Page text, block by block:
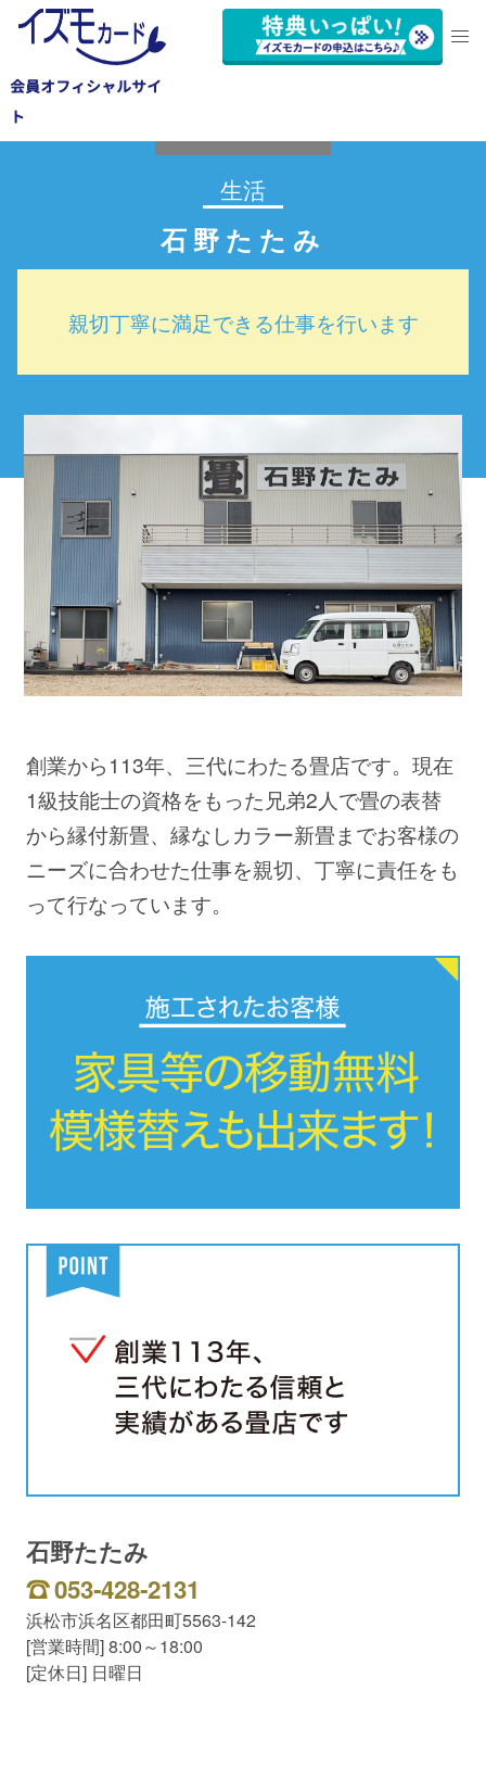
会員オフィシャルサイ
ト
生活
石野たたみ
親切丁寧に満足できる仕事を行います
創業から113年、三代にわたる畳店です。現在
1級技能士の資格をもった兄弟2人で畳の表替
から縁付新畳、縁なしカラー新畳までお客様の
ニーズに合わせた仕事を親切、丁寧に責任をも
って行なっています。
石野たたみ
053‐428‐2131
浜松市浜名区都田町5563-142
[営業時間] 8:00～18:00
[定休日] 日曜日